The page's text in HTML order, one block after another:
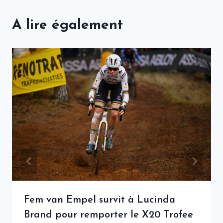
A lire également
Fem van Empel survit à Lucinda
Brand pour remporter le X20 Trofee